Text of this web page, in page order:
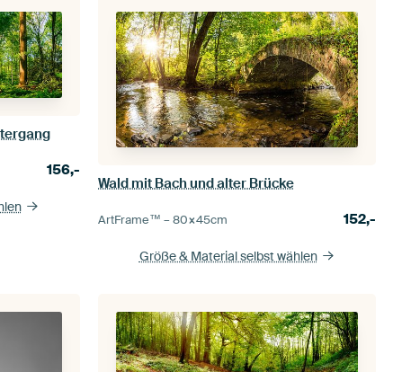
156,-
Wald mit Bach und alter Brücke
ArtFrame™ –80×45cm 152,-
Größe & Material selbst wählen